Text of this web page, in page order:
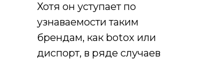
Хотя он уступает по
узнаваемости таким
брендам, как botox или
диспорт, в ряде случаев